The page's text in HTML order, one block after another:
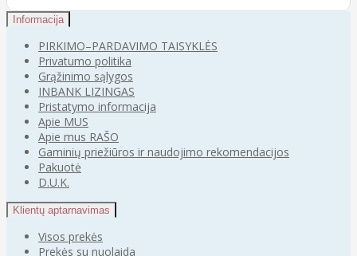
Informacija
PIRKIMO–PARDAVIMO TAISYKLĖS
Privatumo politika
Grąžinimo sąlygos
INBANK LIZINGAS
Pristatymo informacija
Apie MUS
Apie mus RAŠO
Gaminių priežiūros ir naudojimo rekomendacijos
Pakuotė
D.U.K.
Klientų aptarnavimas
Visos prekės
Prekės su nuolaida